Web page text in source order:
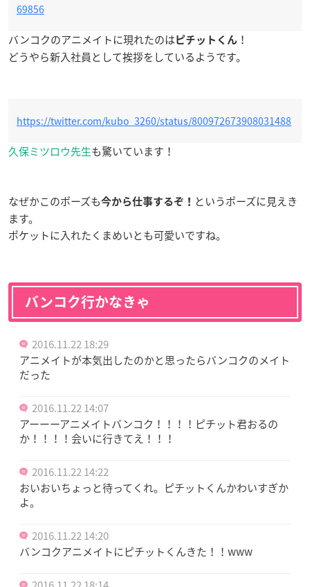
69856
バンコクのアニメイトに現れたのは ピチットくん ！
どうやら新入社員として挨拶をしているようです。
https://twitter.com/kubo_3260/status/800972673908031488
久保ミツロウ先生も驚いています！
なぜかこのポーズも今から仕事するぞ！ というポーズに見えき
ます。
ポケットに入れたくまめいとも可愛いですね。
バンコク行かなきゃ
2016.11.22 18:29
アニメイトが本気出したのかと思ったらバンコクのメイト
だった
2016.11.22 14:07
アーーーアニメイトバンコク！！！！ピチット君おるの
か！！！！会いに行きてえ！！！
2016.11.22 14:22
おいおいちょっと待ってくれ。ピチットくんかわいすぎか
よ。
2016.11.22 14:20
バンコクアニメイトにピチットくんきた！！www